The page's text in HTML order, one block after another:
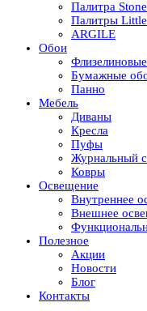
Палитра Stone
Палитры Little
ARGILE
Обои
Бумажные
Панно
Мебель
Диваны
Кресла
Пуфы
Журнальный
Ковры
Освещение
Внутреннее
Внешнее
Полезное
Акции
Новости
Блог
Контакты